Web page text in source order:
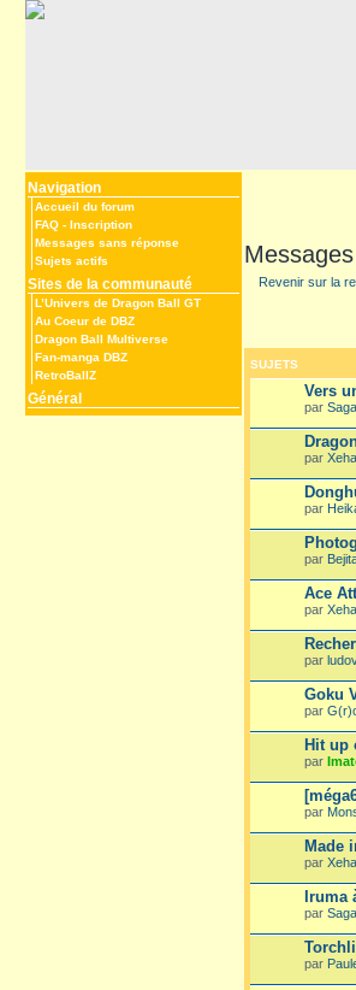
Navigation
Accueil du forum
FAQ - Inscription
Messages sans réponse
Sujets actifs
Sites de la communauté
L’Univers de Dragon Ball GT
Au Coeur de DBZ
Dragon Ball Multiverse
Fan-manga DBZ
RetroBallZ
Général
Revenir sur la
SUJETS
Vers
par Saga
par
par
par
Ace
par
par
Goku
par
Hit up
par
par
Made
par
Iruma
par Saga
par